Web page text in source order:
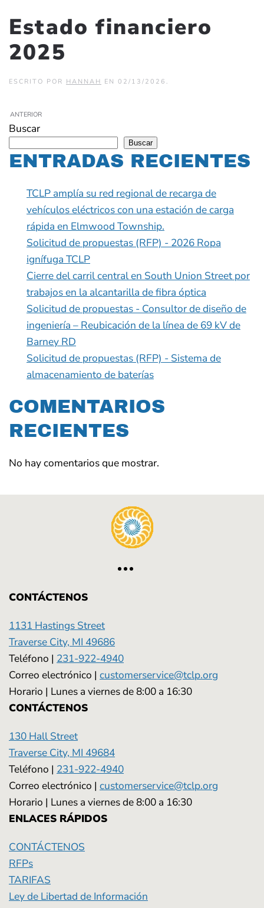
Estado financiero
2025
ESCRITO POR HANNAH EN 02/13/2026 .
ANTERIOR
Buscar
Buscar
ENTRADAS RECIENTES
TCLP amplía su red regional de recarga de
vehículos eléctricos con una estación de carga
rápida en Elmwood Township.
Solicitud de propuestas (RFP) - 2026 Ropa
ignífuga TCLP
Cierre del carril central en South Union Street por
trabajos en la alcantarilla de fibra óptica
Solicitud de propuestas - Consultor de diseño de
ingeniería – Reubicación de la línea de 69 kV de
Barney RD
Solicitud de propuestas (RFP) - Sistema de
almacenamiento de baterías
COMENTARIOS
RECIENTES
No hay comentarios que mostrar.
CONTÁCTENOS
1131 Hastings Street
Traverse City, MI 49686
Teléfono | 231-922-4940
Correo electrónico | customerservice@tclp.org
Horario | Lunes a viernes de 8:00 a 16:30
CONTÁCTENOS
130 Hall Street
Traverse City, MI 49684
Teléfono | 231-922-4940
Correo electrónico | customerservice@tclp.org
Horario | Lunes a viernes de 8:00 a 16:30
ENLACES RÁPIDOS
CONTÁCTENOS
RFPs
TARIFAS
Ley de Libertad de Información